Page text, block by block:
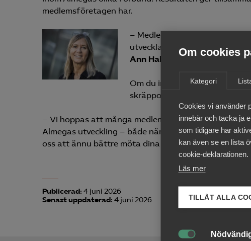
Om cookies
Kategori
Cookies vi använder
innebär och tacka ja
som tidigare har
kan även se en lista
cookie-deklarationen.
Läs mer
TILLÅT ALLA
medlemsföretagen har.
– Medlemsundersökningen är
utveckla vår service och
Ann Hallsenius, (lilla bilden)
Om du inte hittar utskicket i
skräpposten, eftersom mejlet i
– Vi hoppas att många medlemmar vill ta chansen
Almegas utveckling – både när det gäller nya
oss att ännu bättre möta dina behov som medlem,
Publicerad: 4 juni 2026
Senast uppdaterad: 4 juni 2026